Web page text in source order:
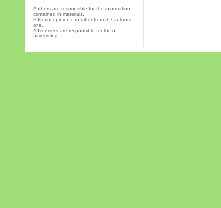
Authors are responsible for the information
contained in materials.
Editorial opinion can differ from the authors
one.
Advertisers are responsible for the of
advertising.